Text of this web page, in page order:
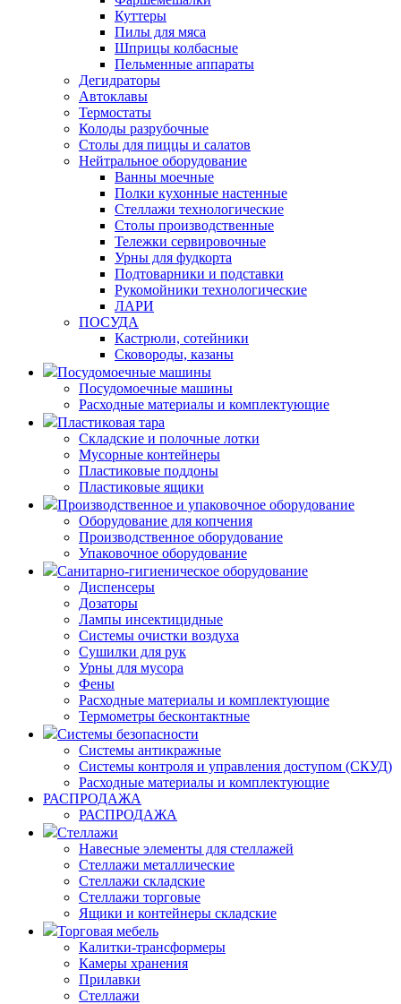
Куттеры
Пилы для мяса
Шприцы колбасные
Пельменные аппараты
Дегидраторы
Автоклавы
Термостаты
Колоды разрубочные
Столы для пиццы и салатов
Нейтральное оборудование
Ванны моечные
Полки кухонные настенные
Стеллажи технологические
Столы производственные
Тележки сервировочные
Урны для фудкорта
Подтоварники и подставки
Рукомойники технологические
ЛАРИ
ПОСУДА
Кастрюли, сотейники
Сковороды, казаны
Посудомоечные машины
Посудомоечные машины
Расходные материалы и комплектующие
Пластиковая тара
Складские и полочные лотки
Мусорные контейнеры
Пластиковые поддоны
Пластиковые ящики
Производственное и упаковочное оборудование
Оборудование для копчения
Производственное оборудование
Упаковочное оборудование
Санитарно-гигиеническое оборудование
Диспенсеры
Дозаторы
Лампы инсектицидные
Системы очистки воздуха
Сушилки для рук
Урны для мусора
Фены
Расходные материалы и комплектующие
Термометры бесконтактные
Системы безопасности
Системы антикражные
Системы контроля и управления доступом (СКУД)
Расходные материалы и комплектующие
РАСПРОДАЖА
РАСПРОДАЖА
Стеллажи
Навесные элементы для стеллажей
Стеллажи металлические
Стеллажи складские
Стеллажи торговые
Ящики и контейнеры складские
Торговая мебель
Калитки-трансформеры
Камеры хранения
Прилавки
Стеллажи